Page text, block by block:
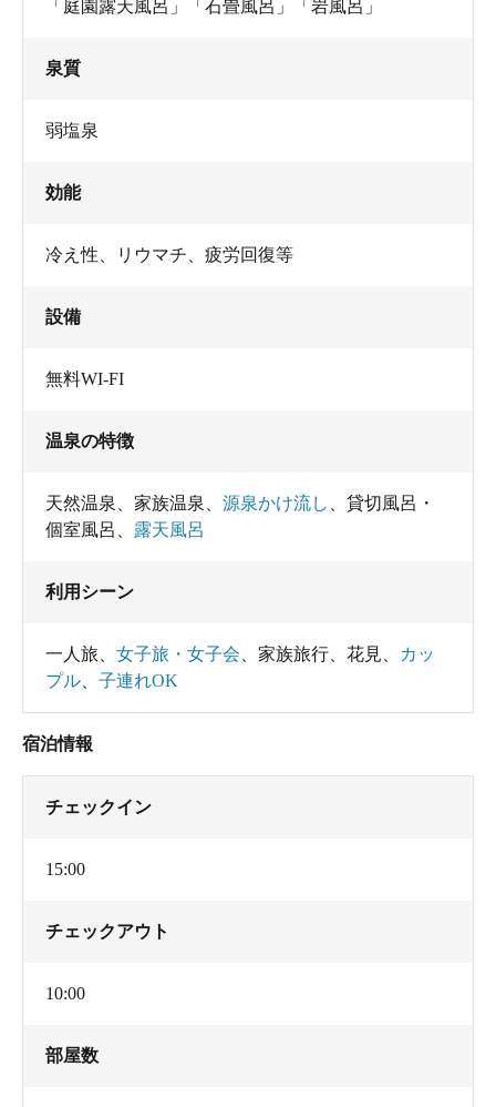
「庭園露天風呂」「石畳風呂」「岩風呂」
泉質
弱塩泉
効能
冷え性、リウマチ、疲労回復等
設備
無料WI-FI
温泉の特徴
天然温泉 家族温泉 源泉かけ流し
貸切風呂・
個室風呂
露天風呂
利用シーン
一人旅 女子旅・女子会 家族旅行 花見
カッ
プル
子連れOK
宿泊情報
チェックイン
15:00
チェックアウト
10:00
部屋数